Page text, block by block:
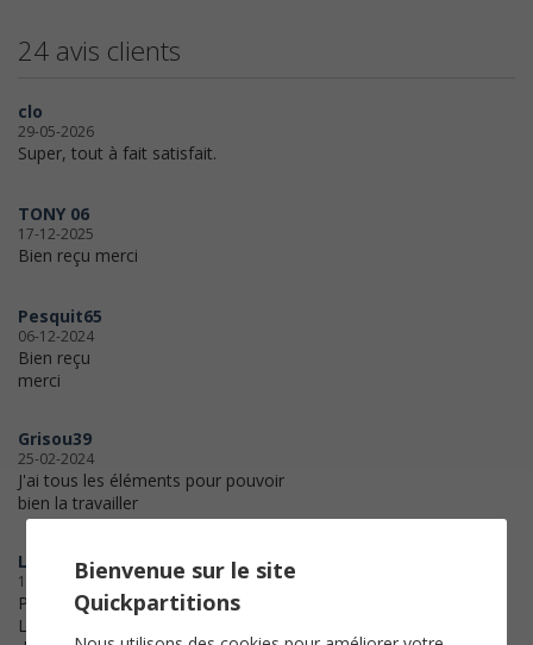
24 avis clients
clo
29-05-2026
Super, tout à fait satisfait.
TONY 06
17-12-2025
Bien reçu merci
Pesquit65
06-12-2024
Bien reçu
merci
Grisou39
25-02-2024
J'ai tous les éléments pour pouvoir
bien la travailler
LaVieEstBelle
13-07-2023
Partition accessible aux amateurs.
Le plus : les différentes tonalités
Bienvenue sur le site
Quickpartitions